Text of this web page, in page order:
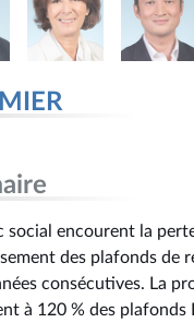
social encourent la
des plafonds de
consécutives. La
à 120 % des plafonds